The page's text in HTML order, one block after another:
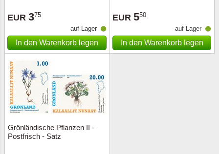
EUR 375
auf Lager
In den Warenkorb legen
EUR 550
auf Lager
In den Warenkorb legen
Grönländische Pflanzen II -
Postfrisch - Satz
Sondermappen
Weihnachtsaufhänger
Andere Sammlerstücke
Anderes Zubehör